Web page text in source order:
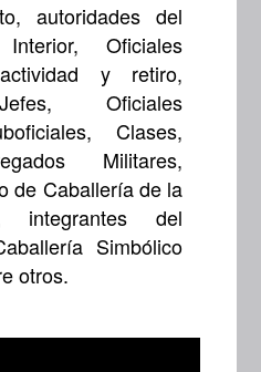
autoridades del
Oficiales
y retiro,
Oficiales
Clases,
Militares,
de Caballería de la
integrantes del
Simbólico
otros.